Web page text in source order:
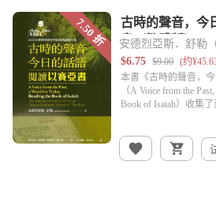
安德烈亞斯．舒勒